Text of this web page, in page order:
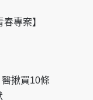
專案】
揪買10條